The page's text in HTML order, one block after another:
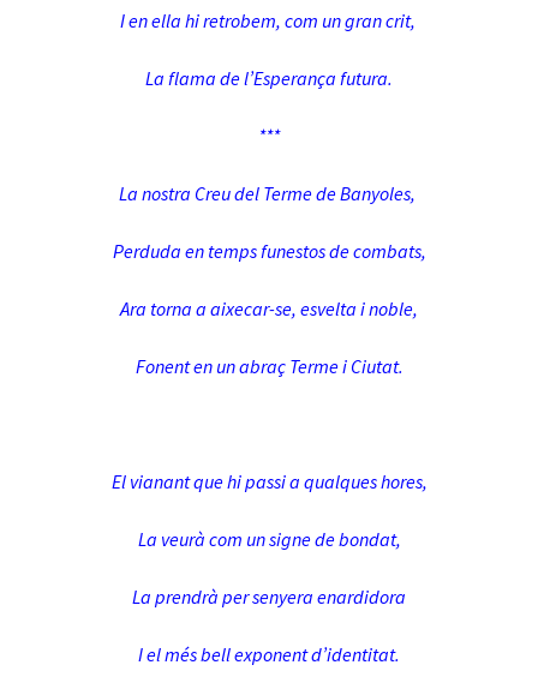
I en ella hi retrobem, com un gran crit,
La flama de l’Esperança futura.
***
La nostra Creu del Terme de Banyoles,
Perduda en temps funestos de combats,
Ara torna a aixecar-se, esvelta i noble,
Fonent en un abraç Terme i Ciutat.
El vianant que hi passi a qualques hores,
La veurà com un signe de bondat,
La prendrà per senyera enardidora
I el més bell exponent d’identitat.